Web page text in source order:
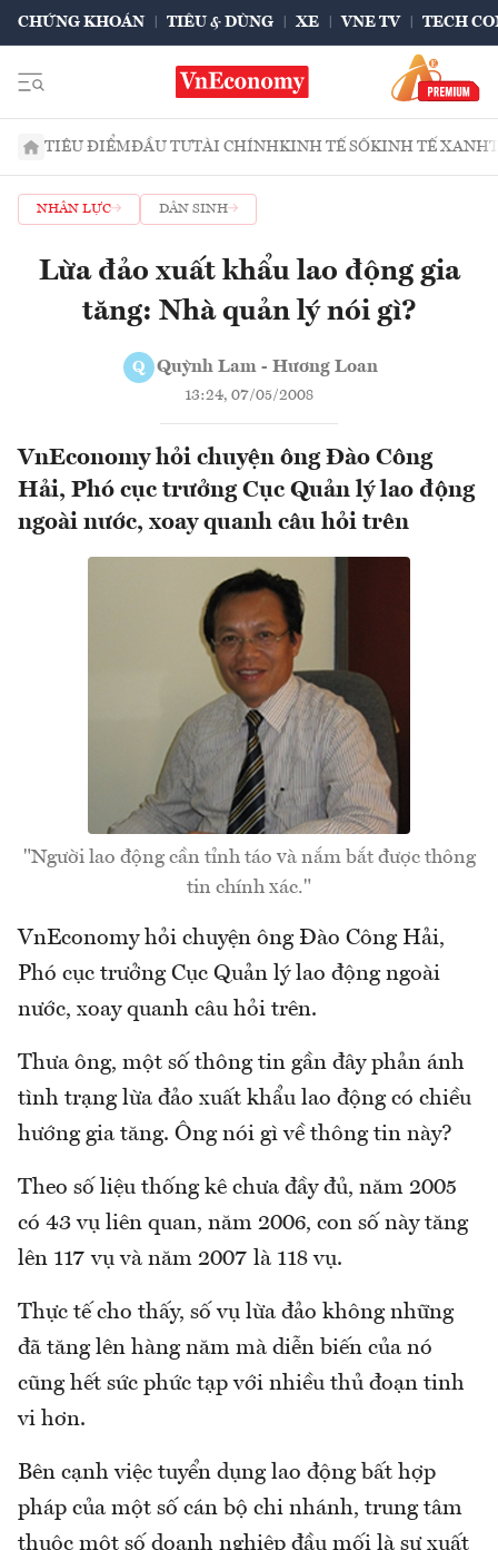
CHỨNG KHOÁN TIÊU & DÙNG XE VNE TV TECH
TIÊU ĐIỂMĐẦU TƯTÀI CHÍNHKINH TẾ SỐKINH TẾ XANH
NHÂN LỰC DÂN SINH
Lừa đảo xuất khẩu lao động gia
tăng: Nhà quản lý nói gì?
Q Quỳnh Lam - Hương Loan
13:24, 07/05/2008
VnEconomy hỏi chuyện ông Đào Công
Hải, Phó cục trưởng Cục Quản lý lao động
ngoài nước, xoay quanh câu hỏi trên
"Người lao động cần tỉnh táo và nắm bắt được thông
tin chính xác."
VnEconomy hỏi chuyện ông Đào Công Hải,
Phó cục trưởng Cục Quản lý lao động ngoài
nước, xoay quanh câu hỏi trên.
Thưa ông, một số thông tin gần đây phản ánh
tình trạng lừa đảo xuất khẩu lao động có chiều
hướng gia tăng. Ông nói gì về thông tin này?
Theo số liệu thống kê chưa đầy đủ, năm 2005
có 43 vụ liên quan, năm 2006, con số này tăng
lên 117 vụ và năm 2007 là 118 vụ.
Thực tế cho thấy, số vụ lừa đảo không những
đã tăng lên hàng năm mà diễn biến của nó
cũng hết sức phức tạp với nhiều thủ đoạn tinh
vi hơn.
Bên cạnh việc tuyển dụng lao động bất hợp
pháp của một số cán bộ chi nhánh, trung tâm
thuộc một số doanh nghiệp đầu mối là sự xuất